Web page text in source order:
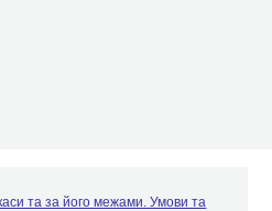
та за його межами. Умови та